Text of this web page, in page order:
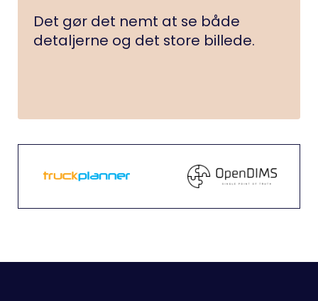
Det gør det nemt at se både
detaljerne og det store billede.